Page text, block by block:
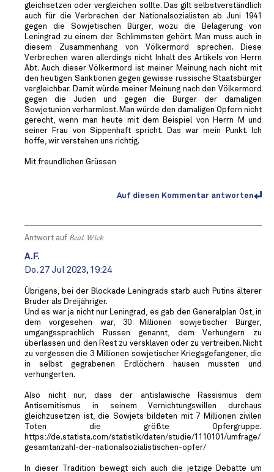
gleichsetzen oder vergleichen sollte. Das gilt selbstverständlich
auch für die Verbrechen der Nationalsozialisten ab Juni 1941
gegen die Sowjetischen Bürger, wozu die Belagerung von
Leningrad zu einem der Schlimmsten gehört. Man muss auch in
diesem Zusammenhang von Völkermord sprechen. Diese
Verbrechen waren allerdings nicht Inhalt des Artikels von Herrn
Abt. Auch dieser Völkermord ist meiner Meinung nach nicht mit
den heutigen Sanktionen gegen gewisse russische Staatsbürger
vergleichbar. Damit würde meiner Meinung nach den Völkermord
gegen die Juden und gegen die Bürger der damaligen
Sowjetunion verharmlost. Man würde den damaligen Opfern nicht
gerecht, wenn man heute mit dem Beispiel von Herrn M und
seiner Frau von Sippenhaft spricht. Das war mein Punkt. Ich
hoffe, wir verstehen uns richtig.
Mit freundlichen Grüssen
Auf diesen Kommentar antworten
Antwort auf Beat Wick
A.F.
Do. 27 Jul 2023, 19:24
Übrigens, bei der Blockade Leningrads starb auch Putins älterer
Bruder als Dreijähriger.
Und es war ja nicht nur Leningrad, es gab den Generalplan Ost, in
dem vorgesehen war, 30 Millionen sowjetischer Bürger,
umgangssprachlich Russen genannt, dem Verhungern zu
überlassen und den Rest zu versklaven oder zu vertreiben. Nicht
zu vergessen die 3 Millionen sowjetischer Kriegsgefangener, die
in selbst gegrabenen Erdlöchern hausen mussten und
verhungerten.
Also nicht nur, dass der antislawische Rassismus dem
Antisemitismus in seinem Vernichtungswillen durchaus
gleichzusetzen ist, die Sowjets bildeten mit 7 Millionen zivilen
Toten die größte Opfergruppe.
https://de.statista.com/statistik/daten/studie/1110101/umfrage/
gesamtanzahl-der-nationalsozialistischen-opfer/
In dieser Tradition bewegt sich auch die jetzige Debatte um